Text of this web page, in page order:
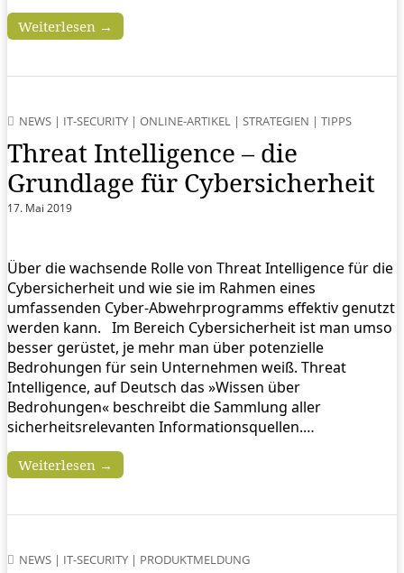
Weiterlesen →
NEWS | IT-SECURITY | ONLINE-ARTIKEL | STRATEGIEN | TIPPS
Threat Intelligence – die
Grundlage für Cybersicherheit
17. Mai 2019
Über die wachsende Rolle von Threat Intelligence für die
Cybersicherheit und wie sie im Rahmen eines
umfassenden Cyber-Abwehrprogramms effektiv genutzt
werden kann. Im Bereich Cybersicherheit ist man umso
besser gerüstet, je mehr man über potenzielle
Bedrohungen für sein Unternehmen weiß. Threat
Intelligence, auf Deutsch das »Wissen über
Bedrohungen« beschreibt die Sammlung aller
sicherheitsrelevanten Informationsquellen.…
Weiterlesen →
NEWS | IT-SECURITY | PRODUKTMELDUNG